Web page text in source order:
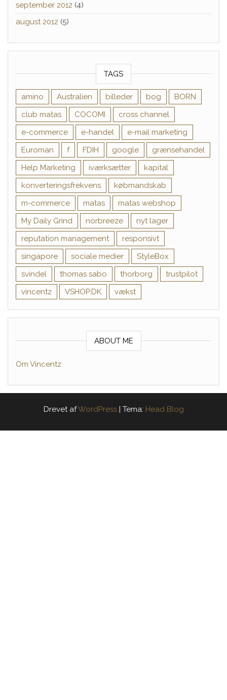
september 2012 (4)
august 2012 (5)
TAGS
amino Australien billeder bog
BORN
club matas
COCOMI
cross channel
e-commerce
e-handel
e-mail marketing
Euroman
f FDIH google
grænsehandel
Help Marketing
iværksætter
kapital
konverteringsfrekvens
købmandskab
m-commerce
matas
matas webshop
My Daily Grind
norbreeze
nyt lager
reputation management
responsivt
singapore
sociale medier
StyleBox
svindel
thomas sabo thorborg
trustpilot
vincentz
VSHOP.DK vækst
ABOUT ME
Om Vincentz
Drevet afWordPress | Tema: Head Blog